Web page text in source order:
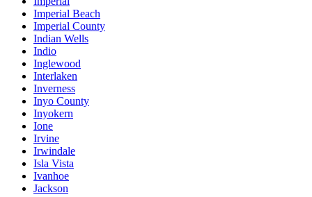
Imperial Beach
Imperial County
Indian Wells
Indio
Inglewood
Interlaken
Inverness
Inyo County
Inyokern
Ione
Irvine
Irwindale
Isla Vista
Ivanhoe
Jackson